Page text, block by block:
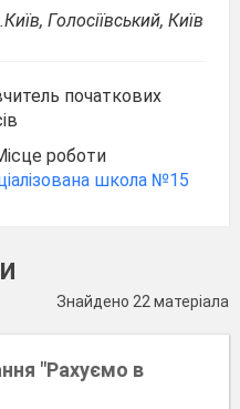
Голосіївський, Київ
початкових
роботи
школа №15
Знайдено 22 матеріала
"Рахуємо в